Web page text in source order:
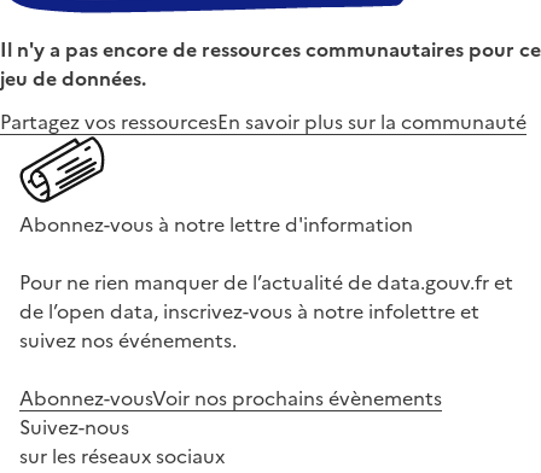
Il n'y a pas encore de ressources communautaires pour ce
jeu de données.
Partagez vos ressourcesEn savoir plus sur la communauté
Abonnez-vous à notre lettre d'information
Pour ne rien manquer de l’actualité de data.gouv.fr et
de l’open data, inscrivez-vous à notre infolettre et
suivez nos événements.
Abonnez-vousVoir nos prochains évènements
Suivez-nous
sur les réseaux sociaux